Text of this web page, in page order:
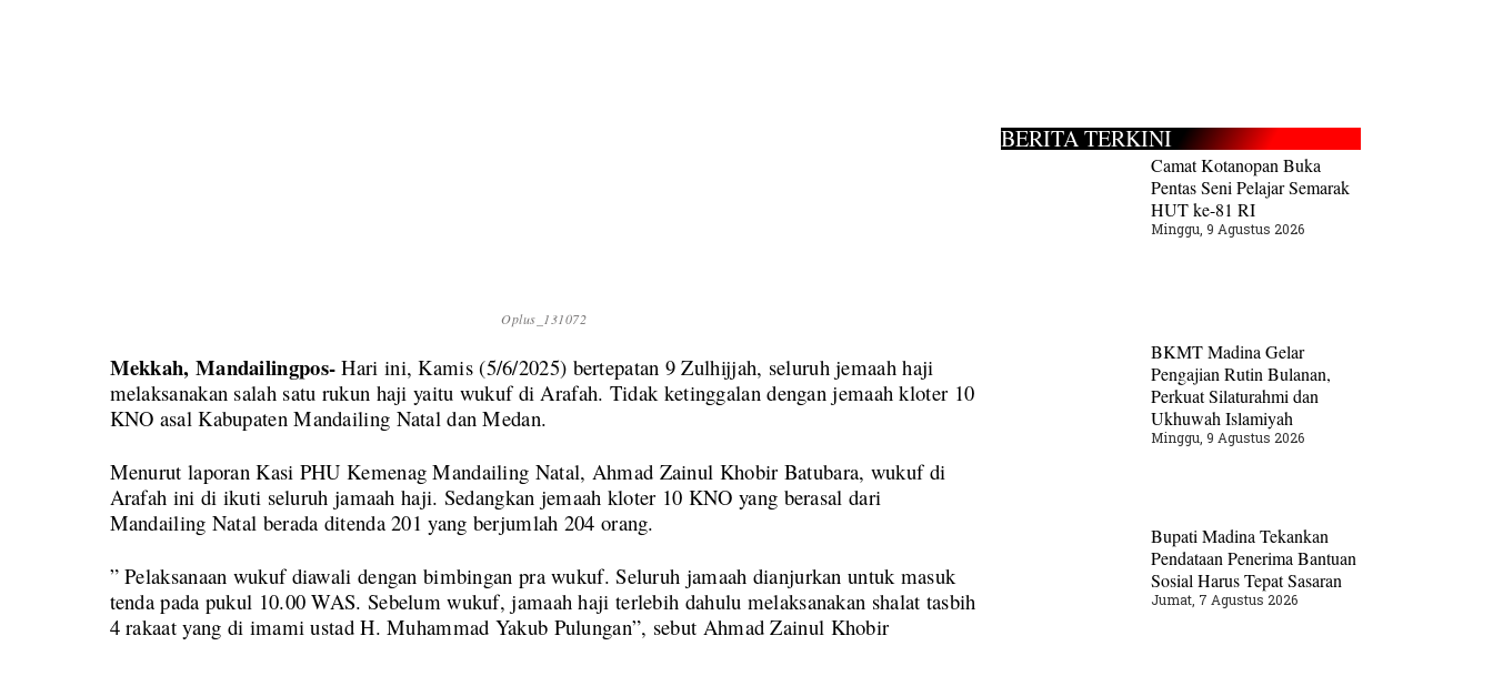
Oplus_131072
Mekkah, Mandailingpos- Hari ini, Kamis (5/6/2025) bertepatan 9 Zulhijjah, seluruh jemaah haji
melaksanakan salah satu rukun haji yaitu wukuf di Arafah. Tidak ketinggalan dengan jemaah kloter 10
KNO asal Kabupaten Mandailing Natal dan Medan.
Menurut laporan Kasi PHU Kemenag Mandailing Natal, Ahmad Zainul Khobir Batubara, wukuf di
Arafah ini di ikuti seluruh jamaah haji. Sedangkan jemaah kloter 10 KNO yang berasal dari
Mandailing Natal berada ditenda 201 yang berjumlah 204 orang.
” Pelaksanaan wukuf diawali dengan bimbingan pra wukuf. Seluruh jamaah dianjurkan untuk masuk
tenda pada pukul 10.00 WAS. Sebelum wukuf, jamaah haji terlebih dahulu melaksanakan shalat tasbih
4 rakaat yang di imami ustad H. Muhammad Yakub Pulungan”, sebut Ahmad Zainul Khobir
BERITA TERKINI
Camat Kotanopan Buka
Pentas Seni Pelajar Semarak
HUT ke-81 RI
Minggu, 9 Agustus 2026
BKMT Madina Gelar
Pengajian Rutin Bulanan,
Perkuat Silaturahmi dan
Ukhuwah Islamiyah
Minggu, 9 Agustus 2026
Bupati Madina Tekankan
Pendataan Penerima Bantuan
Sosial Harus Tepat Sasaran
Jumat, 7 Agustus 2026